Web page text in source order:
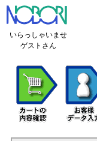
いらっしゃいませ
ゲストさん